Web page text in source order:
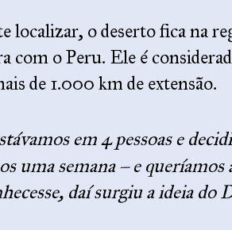
localizar, o deserto fica na
com o Peru. Ele é
de 1.000 km de extensão.
em 4 pessoas e
uma semana – e
daí surgiu a ideia